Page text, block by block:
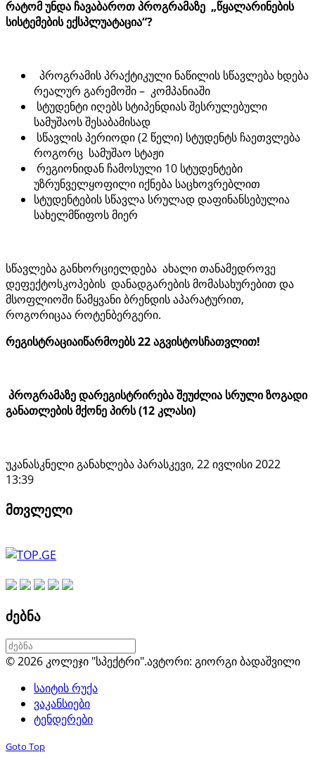
რატომ უნდა ჩავაბაროთ პროგრამაზე „წყალარინების
სისტემების ექსპლუატაცია“?
პროგრამის პრაქტიკული ნაწილის სწავლება ხდება
რეალურ გარემოში – კომპანიაში
სტუდენტი იღებს სტიპენდიას შესრულებული
სამუშაოს შესაბამისად
სწავლის პერიოდი (2 წელი) სტუდენტს ჩაეთვლება
როგორც სამუშაო სტაჟი
რეგიონიდან ჩამოსული 10 სტუდენტები
უზრუნველყოფილი იქნება საცხოვრებლით
სტუდენტების სწავლა სრულად დაფინანსებულია
სახელმწიფოს მიერ
სწავლება განხორციელდება ახალი თანამედროვე
დეფექტოსკოპების დანადგარების მომასახურებით და
მსოფლიოში წამყვანი ბრენდის აპარატურით,
როგორიცაა როტენბერგერი.
რეგისტრაციაიწარმოებს22აგვისტოსჩათვლით!
პროგრამაზე დარეგისტრირება შეუძლია სრული ზოგადი
განათლების მქონე პირს(12 კლასი)
უკანასკნელი განახლება პარასკევი, 22 ივლისი 2022
13:39
მთვლელი
ძებნა
© 2026 კოლეჯი "სპექტრი".ავტორი: გიორგი ბადაშვილი
საიტის რუქა
ვაკანსიები
ტენდერები
Goto Top